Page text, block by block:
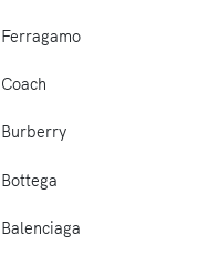
Ferragamo
Coach
Burberry
Bottega
Balenciaga